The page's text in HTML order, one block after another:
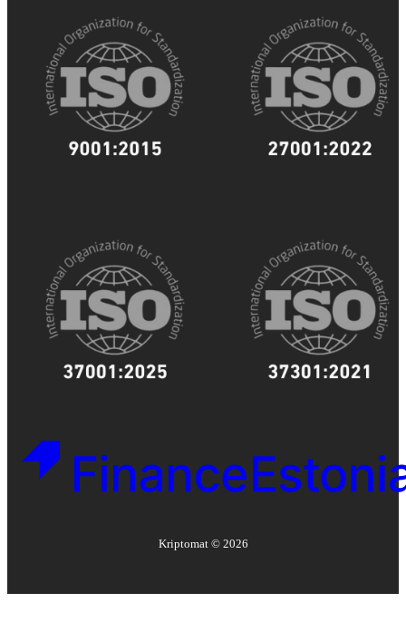
Kriptomat © 2026